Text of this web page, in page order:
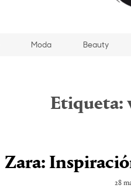
Moda Beauty
Etiqueta:
Zara:
28